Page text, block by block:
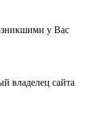
у Вас
владелец сайта